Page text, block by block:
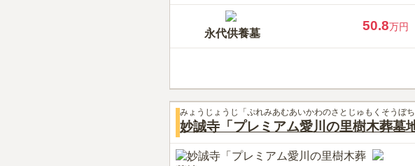
永代供養墓
50.8万円
みょうじょうじ「ぷれみあむあいかわのさとじゅもくそうぼち
妙誠寺「プレミアム愛川の里樹木葬墓